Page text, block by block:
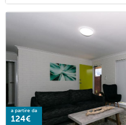
a partire da
124€